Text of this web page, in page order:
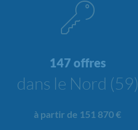
147 offres
dans le Nord (59)
à partir de 151 870 €